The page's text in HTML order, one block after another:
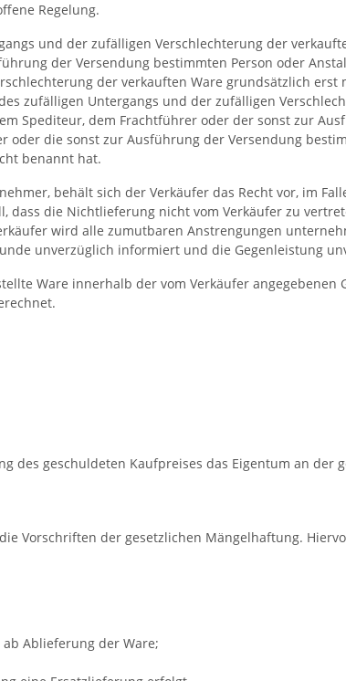
Regelung.
und der zufälligen Verschlechterung der
der Versendung bestimmten Person oder
der verkauften Ware grundsätzlich
zufälligen Untergangs und der zufälligen
Spediteur, dem Frachtführer oder der sonst zur
die sonst zur Ausführung der Versendung
benannt hat.
behält sich der Verkäufer das Recht vor, im
die Nichtlieferung nicht vom Verkäufer zu
wird alle zumutbaren Anstrengungen
unverzüglich informiert und die Gegenleistung
Ware innerhalb der vom Verkäufer angegebenen
des geschuldeten Kaufpreises das Eigentum an der
Vorschriften der gesetzlichen Mängelhaftung.
Ablieferung der Ware;